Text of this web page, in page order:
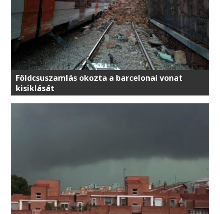
Földcsuszamlás okozta a barcelonai vonat
kisiklását